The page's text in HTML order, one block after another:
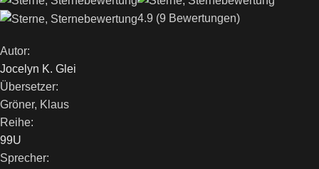
4.9 (9 Bewertungen)
Autor:
Jocelyn K. Glei
Übersetzer:
Gröner, Klaus
Reihe:
99U
Sprecher: